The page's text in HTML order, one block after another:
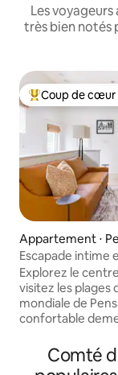
Les
très bien notés
Coups de cœur
Coup de cœur
Appartement ⋅
Escapade intime
centre-ville
Explorez le
visitez les plages
mondiale de
confortable
musées et de la
pierre,Comté